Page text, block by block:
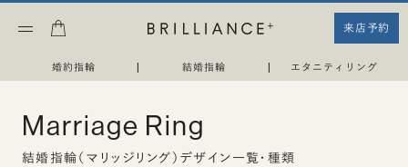
来店予約
婚約指輪 | 結婚指輪 | エタニティリング
Marriage Ring
結婚指輪（マリッジリング）デザイン一覧・種類